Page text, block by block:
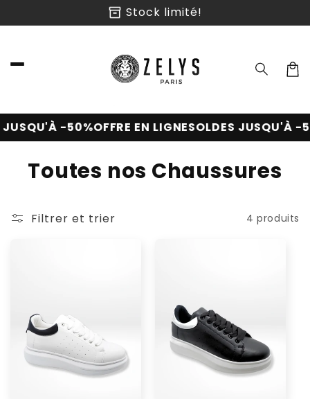
au
Stock limité!
Panier
-50%OFFRE EN LIGNESOLDES JUSQU'À -
C
l
t
i
o
Toutes nos Chaussures
Filtrer et trier 4 produits